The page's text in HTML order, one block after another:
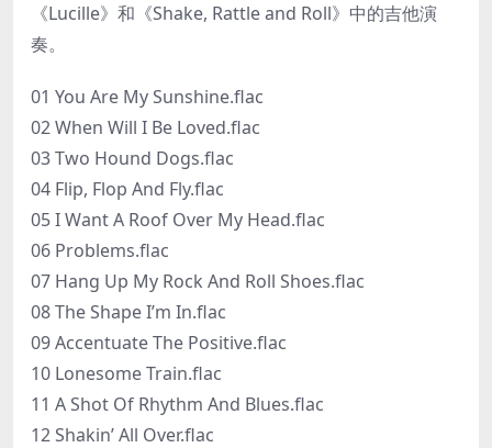
《Lucille》和《Shake, Rattle and Roll》中的吉他演
奏。
01 You Are My Sunshine.flac
02 When Will I Be Loved.flac
03 Two Hound Dogs.flac
04 Flip, Flop And Fly.flac
05 I Want A Roof Over My Head.flac
06 Problems.flac
07 Hang Up My Rock And Roll Shoes.flac
08 The Shape I’m In.flac
09 Accentuate The Positive.flac
10 Lonesome Train.flac
11 A Shot Of Rhythm And Blues.flac
12 Shakin’ All Over.flac